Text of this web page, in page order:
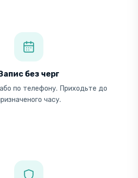
без черг
по телефону. Приходьте до
часу.